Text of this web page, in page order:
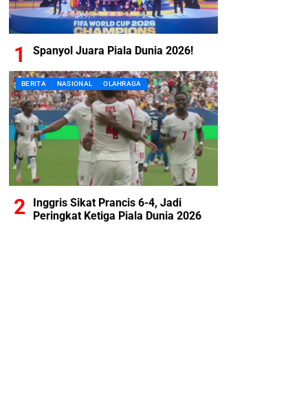
Spanyol Juara Piala Dunia 2026!
BERITA NASIONAL OLAHRAGA
Inggris Sikat Prancis 6-4, Jadi
Peringkat Ketiga Piala Dunia 2026